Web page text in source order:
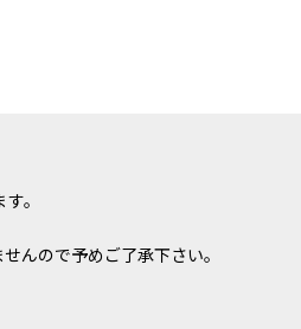
。
んので予めご了承下さい。